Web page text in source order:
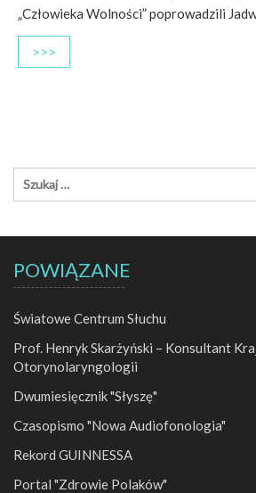
„Człowieka Wolności” poprowadzili
>>>
POWIĄZANE
Światowe Centrum Słuchu
Prof. Henryk Skarżyński – Konsultant
Otorynolaryngologii
Dwumiesięcznik "Słyszę"
Czasopismo "Nowa Audiofonologia"
Rekord GUINNESSA
Portal "Zdrowie Polaków"